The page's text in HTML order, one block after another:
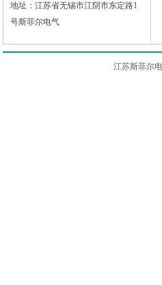
地址：江苏省无锡市江阴市东定路1
号斯菲尔电气
江苏斯菲尔